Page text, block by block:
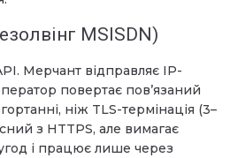
MSISDN)
Мерчант відправляє IP-
повертає пов’язаний
ніж TLS-термінація (3–
з HTTPS, але вимагає
і працює лише через